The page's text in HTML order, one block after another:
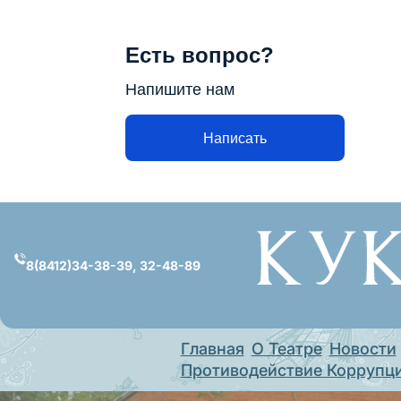
Есть вопрос?
Напишите нам
Написать
содержимому
8(8412)34-38-39, 32-48-89
Главная О Театре Новости
Противодействие